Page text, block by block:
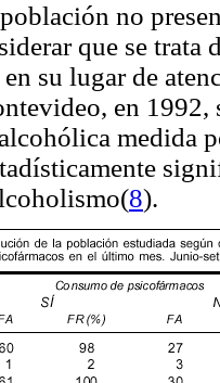
no
que se trata
su lugar de
en 1992,
medida
8).